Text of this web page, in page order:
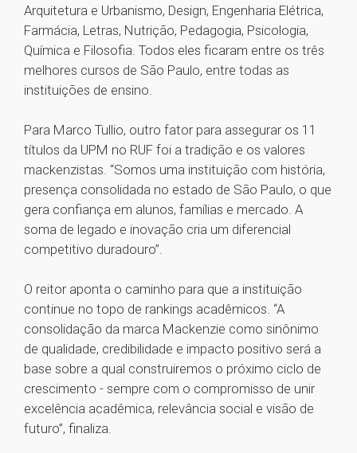
Arquitetura e Urbanismo, Design, Engenharia Elétrica,
Farmácia, Letras, Nutrição, Pedagogia, Psicologia,
Química e Filosofia. Todos eles ficaram entre os três
melhores cursos de São Paulo, entre todas as
instituições de ensino.
Para Marco Tullio, outro fator para assegurar os 11
títulos da UPM no RUF foi a tradição e os valores
mackenzistas. “Somos uma instituição com história,
presença consolidada no estado de São Paulo, o que
gera confiança em alunos, famílias e mercado. A
soma de legado e inovação cria um diferencial
competitivo duradouro”.
O reitor aponta o caminho para que a instituição
continue no topo de rankings acadêmicos. “A
consolidação da marca Mackenzie como sinônimo
de qualidade, credibilidade e impacto positivo será a
base sobre a qual construiremos o próximo ciclo de
crescimento - sempre com o compromisso de unir
excelência acadêmica, relevância social e visão de
futuro”, finaliza.